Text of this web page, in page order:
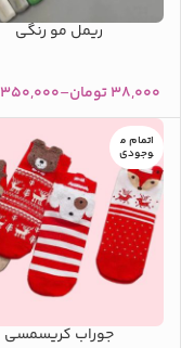
ریمل مو رنگی
۳۸,۰۰۰تومان–۳۵۰,۰۰۰
اتمام م
وجودی
جوراب کریسمسی